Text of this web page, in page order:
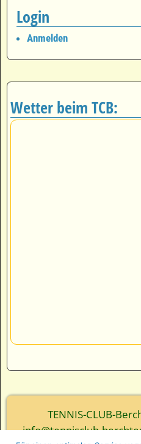
Login
Anmelden
Wetter beim TCB:
TENNIS-CLUB-
info@tennisclub-